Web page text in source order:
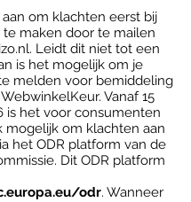
om klachten eerst bij
te maken door te mailen
. Leidt dit niet tot een
is het mogelijk om je
melden voor bemiddeling
Vanaf 15
is het voor consumenten
mogelijk om klachten aan
het ODR platform van de
Dit ODR platform
odr. Wanneer